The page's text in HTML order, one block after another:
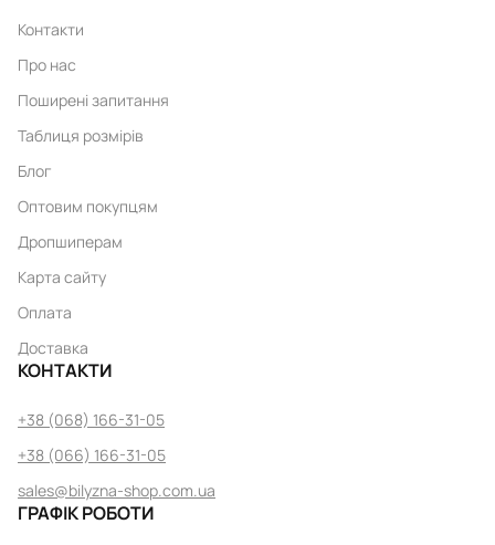
Контакти
Про нас
Поширені запитання
Таблиця розмірів
Блог
Оптовим покупцям
Дропшиперам
Карта сайту
Оплата
Доставка
КОНТАКТИ
+38 (068) 166-31-05
+38 (066) 166-31-05
sales@bilyzna-shop.com.ua
ГРАФІК РОБОТИ